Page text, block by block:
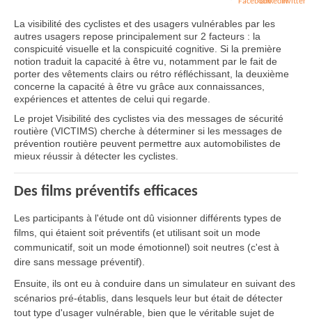
La visibilité des cyclistes et des usagers vulnérables par les
autres usagers repose principalement sur 2 facteurs : la
conspicuité visuelle et la conspicuité cognitive. Si la première
notion traduit la capacité à être vu, notamment par le fait de
porter des vêtements clairs ou rétro réfléchissant, la deuxième
concerne la capacité à être vu grâce aux connaissances,
expériences et attentes de celui qui regarde.
Le projet Visibilité des cyclistes via des messages de sécurité
routière (VICTIMS) cherche à déterminer si les messages de
prévention routière peuvent permettre aux automobilistes de
mieux réussir à détecter les cyclistes.
Des films préventifs efficaces
Les participants à l'étude ont dû visionner différents types de
films, qui étaient soit préventifs (et utilisant soit un mode
communicatif, soit un mode émotionnel) soit neutres (c'est à
dire sans message préventif).
Ensuite, ils ont eu à conduire dans un simulateur en suivant des
scénarios pré-établis, dans lesquels leur but était de détecter
tout type d'usager vulnérable, bien que le véritable sujet de